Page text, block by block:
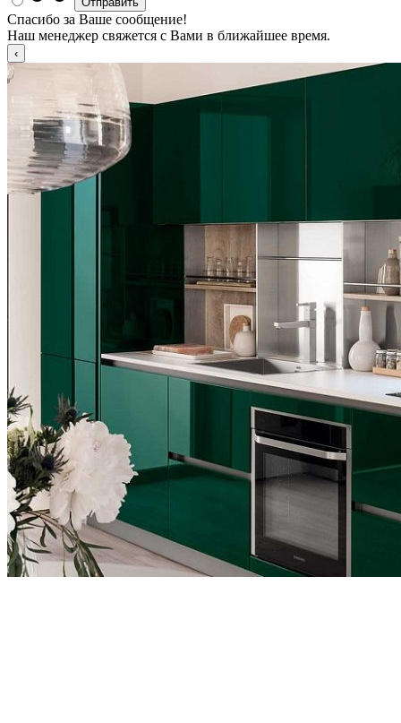
Спасибо за Ваше сообщение!
Наш менеджер свяжется с Вами в ближайшее время.